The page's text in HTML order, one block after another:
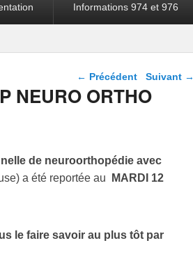
Informations 974 et 976
Navigation dans les
← Précédent Suivant →
NEURO ORTHO
de neuroorthopédie avec
a été reportée au
MARDI 12
le faire savoir au plus tôt par